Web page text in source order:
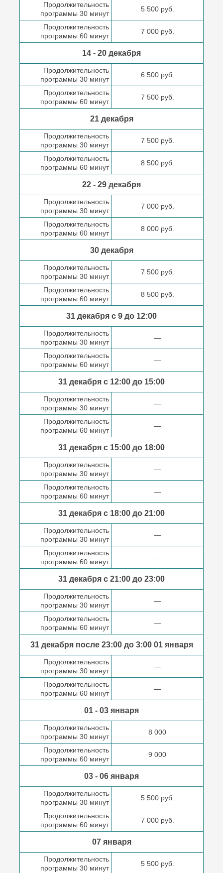
Продолжительность
программы 30 минут
5 500 руб.
Продолжительность
программы 60 минут
7 000 руб.
14 - 20 декабря
Продолжительность
программы 30 минут
6 500 руб.
Продолжительность
программы 60 минут
7 500 руб.
21 декабря
Продолжительность
программы 30 минут
7 500 руб.
Продолжительность
программы 60 минут
8 500 руб.
22 - 29 декабря
Продолжительность
программы 30 минут
7 000 руб.
Продолжительность
программы 60 минут
8 000 руб.
30 декабря
Продолжительность
программы 30 минут
7 500 руб.
Продолжительность
программы 60 минут
8 500 руб.
31 декабря с 9 до 12:00
Продолжительность
программы 30 минут
—
Продолжительность
программы 60 минут
—
31 декабря с 12:00 до 15:00
Продолжительность
программы 30 минут
—
Продолжительность
программы 60 минут
—
31 декабря с 15:00 до 18:00
Продолжительность
программы 30 минут
—
Продолжительность
программы 60 минут
—
31 декабря с 18:00 до 21:00
Продолжительность
программы 30 минут
—
Продолжительность
программы 60 минут
—
31 декабря с 21:00 до 23:00
Продолжительность
программы 30 минут
—
Продолжительность
программы 60 минут
—
31 декабря после23:00 до 3:0001 января
Продолжительность
программы 30 минут
—
Продолжительность
программы 60 минут
—
01 - 03 января
Продолжительность
программы 30 минут
8 000
Продолжительность
программы 60 минут
9 000
03 - 06 января
Продолжительность
программы 30 минут
5 500 руб.
Продолжительность
программы 60 минут
7 000 руб.
07 января
Продолжительность
программы 30 минут
5 500 руб.